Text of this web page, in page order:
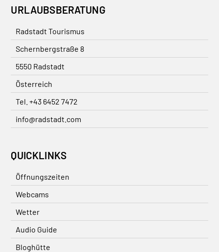
URLAUBSBERATUNG
Radstadt Tourismus
Schernbergstraße 8
5550 Radstadt
Österreich
Tel. +43 6452 7472
info@radstadt.com
QUICKLINKS
Öffnungszeiten
Webcams
Wetter
Audio Guide
Bloghütte